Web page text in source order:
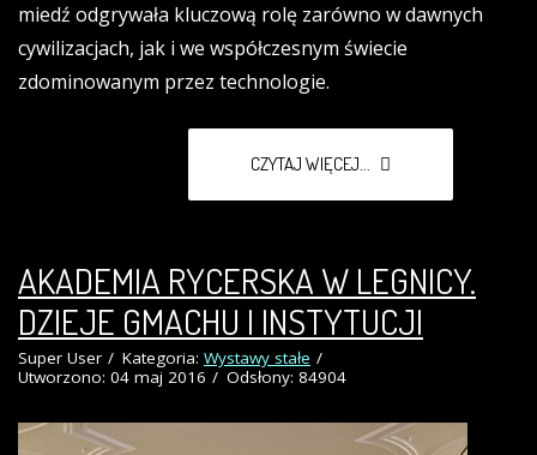
miedź odgrywała kluczową rolę zarówno w dawnych
cywilizacjach, jak i we współczesnym świecie
zdominowanym przez technologie.
CZYTAJ WIĘCEJ...
AKADEMIA RYCERSKA W LEGNICY.
DZIEJE GMACHU I INSTYTUCJI
Super User Kategoria: Wystawy stałe
Utworzono: 04 maj 2016
Odsłony: 84904